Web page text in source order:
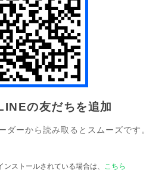
の友だちを追加
ダーから読み取るとスムーズです。
ストールされている場合は、 こちら